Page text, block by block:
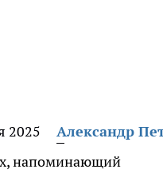
2025
Александр
напоминающий